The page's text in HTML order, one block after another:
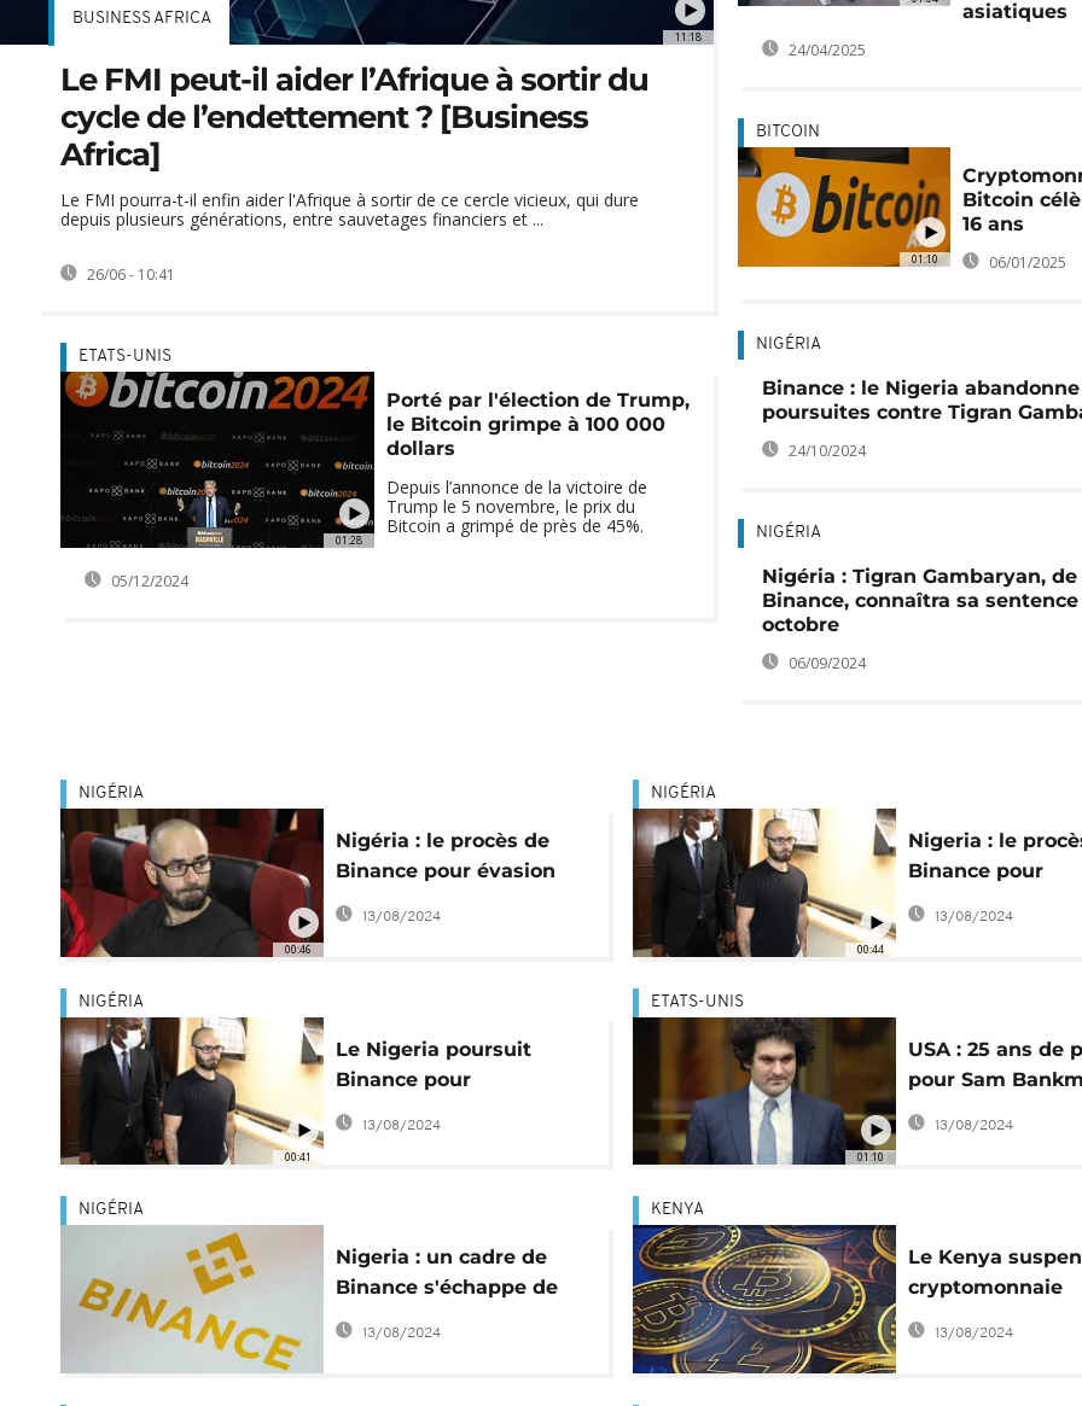
11:18
BUSINESS AFRICA
Le FMI peut-il aider l’Afrique à sortir du
cycle de l’endettement ? [Business
Africa]
Le FMI pourra-t-il enfin aider l'Afrique à sortir de ce cercle vicieux, qui dure
depuis plusieurs générations, entre sauvetages financiers et ...
26/06 - 10:41
01:28
ETATS-UNIS
Porté par l'élection de Trump,
le Bitcoin grimpe à 100 000
dollars
Depuis l’annonce de la victoire de
Trump le 5 novembre, le prix du
Bitcoin a grimpé de près de 45%.
05/12/2024
asiatiques
24/04/2025
01:10
BITCOIN
Bitcoin
16 ans
06/01/2025
NIGÉRIA
Binance : le Nigeria
poursuites contre Tigran
24/10/2024
NIGÉRIA
Nigéria : Tigran Gambaryan, de
Binance, connaîtra sa
octobre
06/09/2024
00:46
NIGÉRIA
Nigéria : le procès de
Binance pour évasion
fiscale fixé au 11 octobre
13/08/2024
00:44
NIGÉRIA
Nigeria : le
Binance pour
blanchiment
17 mai
13/08/2024
00:41
NIGÉRIA
Le Nigeria poursuit
Binance pour
blanchiment d'argent et
évasion fiscale
13/08/2024
01:10
ETATS-UNIS
USA : 25 ans de
pour Sam
Fried, "roi de la
cryptomonnaie"
13/08/2024
NIGÉRIA
Nigeria : un cadre de
Binance s'échappe de
garde à vue pour
blanchiment
13/08/2024
KENYA
Le Kenya
cryptomonnaie
Worldcoin
13/08/2024